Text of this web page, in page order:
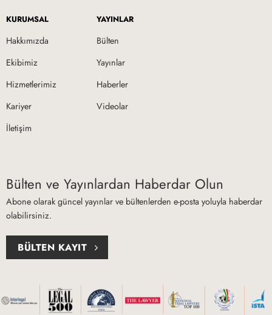
KURUMSAL
Hakkımızda
Ekibimiz
Hizmetlerimiz
Kariyer
İletişim
YAYINLAR
Bülten
Yayınlar
Haberler
Videolar
Bülten ve Yayınlardan Haberdar Olun
Abone olarak güncel yayınlar ve bültenlerden e-posta yoluyla haberdar
olabilirsiniz.
BÜLTEN KAYIT